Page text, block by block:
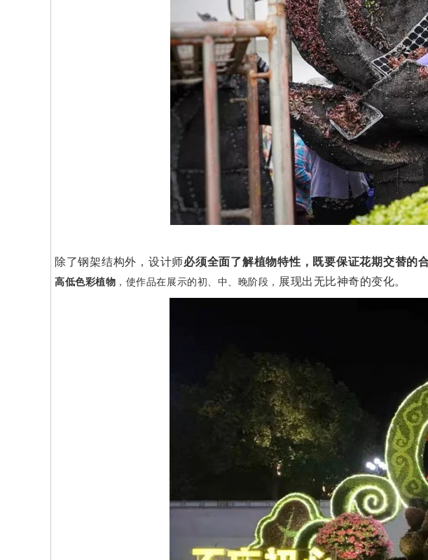
除了钢架结构外，设计师必须全面了解植物特性，既要保证花期交替的
高低色彩植物 ，使作品在展示的初、中、晚阶段， 展现出无比神奇的变化。